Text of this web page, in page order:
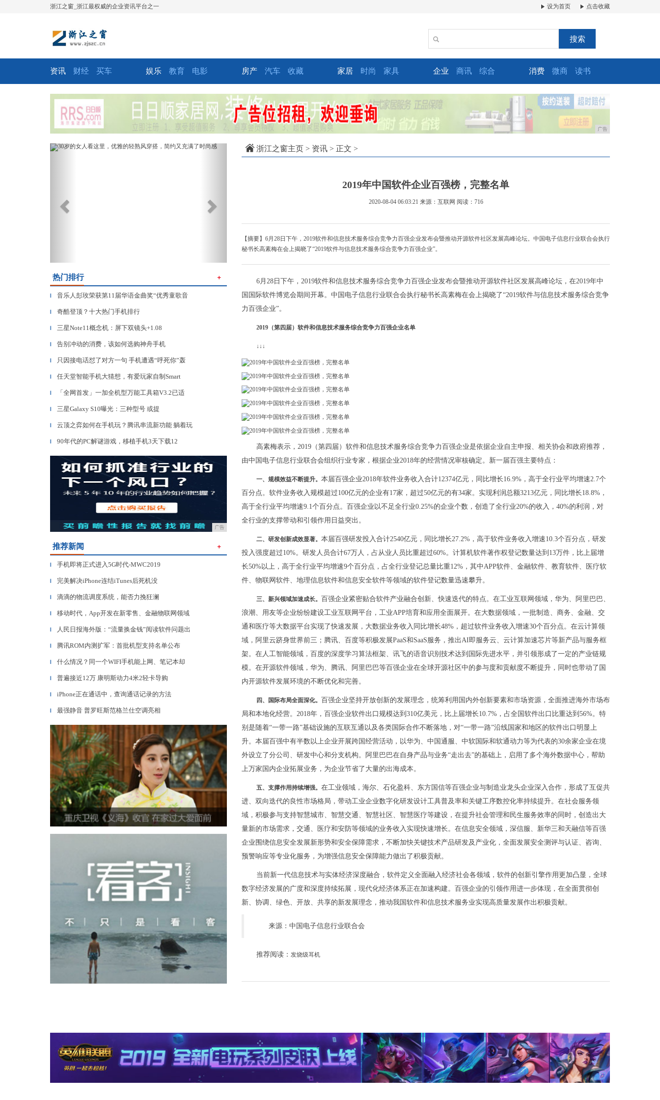
浙江之窗_浙江最权威的企业资讯平台之一 设为首页 点击收藏
搜索
资讯 财经 买车 娱乐 教育 电影 房产 汽车 收藏 家居 时尚 家具 企业 商讯 综合 消费 微商 读书
广告
Previous Next
热门排行 ＋
▎ 音乐人彭玫荣获第11届华语金曲奖“优秀童歌音
▎ 奇酷登顶？十大热门手机排行
▎ 三星Note11概念机：屏下双镜头+1.08
▎ 告别冲动的消费，该如何选购神舟手机
▎ 只因接电话怼了对方一句 手机遭遇“呼死你”轰
▎ 任天堂智能手机大猜想，有爱玩家自制Smart
▎ 「全网首发」一加全机型万能工具箱V3.2已适
▎ 三星Galaxy S10曝光：三种型号 或提
▎ 云顶之弈如何在手机玩？腾讯串流新功能 躺着玩
▎ 90年代的PC解谜游戏，移植手机3天下载12
广告
推荐新闻 ＋
▎ 手机即将正式进入5G时代-MWC2019
▎ 完美解决iPhone连结iTunes后死机没
▎ 滴滴的物流调度系统，能否力挽狂澜
▎ 移动时代，App开发在新零售、金融物联网领域
▎ 人民日报海外版：“流量换金钱”阅读软件问题出
▎ 腾讯ROM内测扩军：首批机型支持名单公布
▎ 什么情况？同一个WIFI手机能上网、笔记本却
▎ 普遍接近12万 康明斯动力4米2轻卡导购
▎ iPhone正在通话中，查询通话记录的方法
▎ 最强静音 普罗旺斯范格兰仕空调亮相
浙江之窗主页 > 资讯 > 正文 >
2019年中国软件企业百强榜，完整名单
2020-08-04 06:03:21 来源：互联网 阅读：716
【摘要】6月28日下午，2019软件和信息技术服务综合竞争力百强企业发布会暨推动开源软件社区发展高峰论坛。中国电子信息行业联合会执行
秘书长高素梅在会上揭晓了“2019软件与信息技术服务综合竞争力百强企业”。
6月28日下午，2019软件和信息技术服务综合竞争力百强企业发布会暨推动开源软件社区发展高峰论坛，在2019年中
国国际软件博览会期间开幕。中国电子信息行业联合会执行秘书长高素梅在会上揭晓了“2019软件与信息技术服务综合竞争
力百强企业”。
2019（第四届）软件和信息技术服务综合竞争力百强企业名单
↓↓↓
高素梅表示，2019（第四届）软件和信息技术服务综合竞争力百强企业是依据企业自主申报、相关协会和政府推荐，
由中国电子信息行业联合会组织行业专家，根据企业2018年的经营情况审核确定。新一届百强主要特点：
一、规模效益不断提升。 本届百强企业2018年软件业务收入合计12374亿元，同比增长16.9%，高于全行业平均增速2.7个
百分点。软件业务收入规模超过100亿元的企业有17家，超过50亿元的有34家。实现利润总额3213亿元，同比增长18.8%，
高于全行业平均增速9.1个百分点。百强企业以不足全行业0.25%的企业个数，创造了全行业20%的收入，40%的利润，对
全行业的支撑带动和引领作用日益突出。
二、研发创新成效显著。 本届百强研发投入合计2540亿元，同比增长27.2%，高于软件业务收入增速10.3个百分点，研发
投入强度超过10%。研发人员合计67万人，占从业人员比重超过60%。计算机软件著作权登记数量达到13万件，比上届增
长50%以上，高于全行业平均增速9个百分点，占全行业登记总量比重12%，其中APP软件、金融软件、教育软件、医疗软
件、物联网软件、地理信息软件和信息安全软件等领域的软件登记数量迅速攀升。
三、新兴领域加速成长。 百强企业紧密贴合软件产业融合创新、快速迭代的特点。在工业互联网领域，华为、阿里巴巴、
浪潮、用友等企业纷纷建设工业互联网平台，工业APP培育和应用全面展开。在大数据领域，一批制造、商务、金融、交
通和医疗等大数据平台实现了快速发展，大数据业务收入同比增长48%，超过软件业务收入增速30个百分点。在云计算领
域，阿里云跻身世界前三；腾讯、百度等积极发展PaaS和SaaS服务，推出AI即服务云、云计算加速芯片等新产品与服务框
架。在人工智能领域，百度的深度学习算法框架、讯飞的语音识别技术达到国际先进水平，并引领形成了一定的产业链规
模。在开源软件领域，华为、腾讯、阿里巴巴等百强企业在全球开源社区中的参与度和贡献度不断提升，同时也带动了国
内开源软件发展环境的不断优化和完善。
四、国际布局全面深化。 百强企业坚持开放创新的发展理念，统筹利用国内外创新要素和市场资源，全面推进海外市场布
局和本地化经营。2018年，百强企业软件出口规模达到310亿美元，比上届增长10.7%，占全国软件出口比重达到56%。特
别是随着“一带一路”基础设施的互联互通以及各类国际合作不断落地，对“一带一路”沿线国家和地区的软件出口明显上
升。本届百强中有半数以上企业开展跨国经营活动，以华为、中国通服、中软国际和软通动力等为代表的30余家企业在境
外设立了分公司、研发中心和分支机构。阿里巴巴在自身产品与业务“走出去”的基础上，启用了多个海外数据中心，帮助
上万家国内企业拓展业务，为企业节省了大量的出海成本。
五、支撑作用持续增强。 在工业领域，海尔、石化盈科、东方国信等百强企业与制造业龙头企业深入合作，形成了互促共
进、双向迭代的良性市场格局，带动工业企业数字化研发设计工具普及率和关键工序数控化率持续提升。在社会服务领
域，积极参与支持智慧城市、智慧交通、智慧社区、智慧医疗等建设，在提升社会管理和民生服务效率的同时，创造出大
量新的市场需求，交通、医疗和安防等领域的业务收入实现快速增长。在信息安全领域，深信服、新华三和天融信等百强
企业围绕信息安全发展新形势和安全保障需求，不断加快关键技术产品研发及产业化，全面发展安全测评与认证、咨询、
预警响应等专业化服务，为增强信息安全保障能力做出了积极贡献。
当前新一代信息技术与实体经济深度融合，软件定义全面融入经济社会各领域，软件的创新引擎作用更加凸显，全球
数字经济发展的广度和深度持续拓展，现代化经济体系正在加速构建。百强企业的引领作用进一步体现，在全面贯彻创
新、协调、绿色、开放、共享的新发展理念，推动我国软件和信息技术服务业实现高质量发展作出积极贡献。
来源：中国电子信息行业联合会
推荐阅读： 发烧级耳机